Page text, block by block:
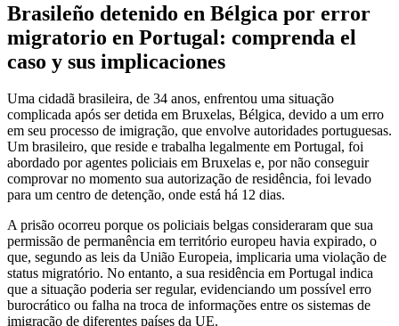
Brasileño detenido en Bélgica por error
migratorio en Portugal: comprenda el
caso y sus implicaciones
Uma cidadã brasileira, de 34 anos, enfrentou uma situação
complicada após ser detida em Bruxelas, Bélgica, devido a um erro
em seu processo de imigração, que envolve autoridades portuguesas.
Um brasileiro, que reside e trabalha legalmente em Portugal, foi
abordado por agentes policiais em Bruxelas e, por não conseguir
comprovar no momento sua autorização de residência, foi levado
para um centro de detenção, onde está há 12 dias.
A prisão ocorreu porque os policiais belgas consideraram que sua
permissão de permanência em território europeu havia expirado, o
que, segundo as leis da União Europeia, implicaria uma violação de
status migratório. No entanto, a sua residência em Portugal indica
que a situação poderia ser regular, evidenciando um possível erro
burocrático ou falha na troca de informações entre os sistemas de
imigração de diferentes países da UE.